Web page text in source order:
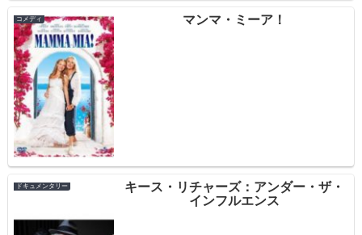
コメディ マンマ・ミーア！
ドキュメンタリー
キース・リチャーズ：アンダー・ザ・
インフルエンス